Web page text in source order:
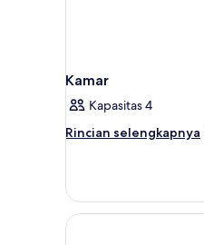
Kamar
Kapasitas 4
Rincian selengkapnya
Rincian
Kamar